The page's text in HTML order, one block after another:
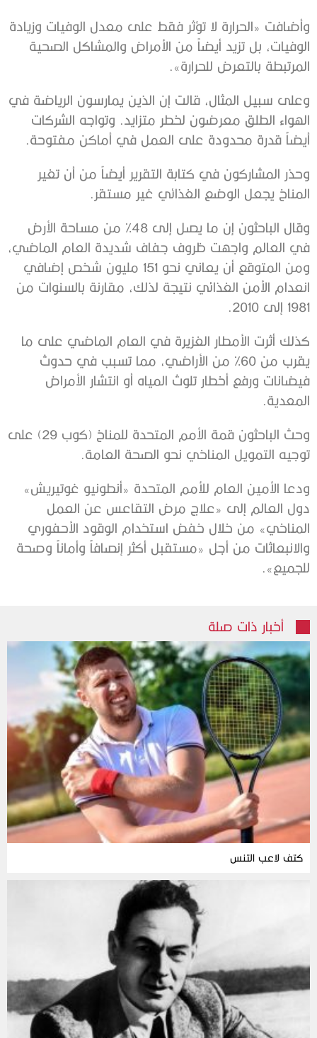
وأضافت «الحرارة لا تؤثر فقط على معدل الوفيات وزيادة
الوفيات، بل تزيد أيضاً من الأمراض والمشاكل الصحية
المرتبطة بالتعرض للحرارة».
وعلى سبيل المثال، قالت إن الذين يمارسون الرياضة في
الهواء الطلق معرضون لخطر متزايد. وتواجه الشركات
أيضاً قدرة محدودة على العمل في أماكن مفتوحة.
وحذر المشاركون في كتابة التقرير أيضاً من أن تغير
المناخ يجعل الوضع الغذائي غير مستقر.
وقال الباحثون إن ما يصل إلى 48% من مساحة الأرض
في العالم واجهت ظروف جفاف شديدة العام الماضي،
ومن المتوقع أن يعاني نحو 151 مليون شخص إضافي
انعدام الأمن الغذائي نتيجة لذلك، مقارنة بالسنوات من
1981 إلى 2010.
كذلك أثرت الأمطار الغزيرة في العام الماضي على ما
يقرب من 60% من الأراضي، مما تسبب في حدوث
فيضانات ورفع أخطار تلوث المياه أو انتشار الأمراض
المعدية.
وحث الباحثون قمة الأمم المتحدة للمناخ (كوب 29) على
توجيه التمويل المناخي نحو الصحة العامة.
ودعا الأمين العام للأمم المتحدة «أنطونيو غوتيريش»
دول العالم إلى «علاج مرض التقاعس عن العمل
المناخي» من خلال خفض استخدام الوقود الأحفوري
والانبعاثات من أجل «مستقبل أكثر إنصافاً وأماناً وصحة
للجميع».
أخبار ذات صلة
كتف لاعب التنس